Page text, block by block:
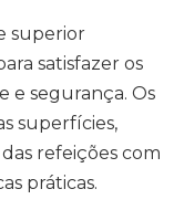
superior
satisfazer os
e segurança. Os
superfícies,
refeições com
práticas.